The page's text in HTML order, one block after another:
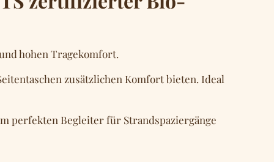
hohen Tragekomfort.
zusätzlichen Komfort bieten. Ideal
perfekten Begleiter für Strandspaziergänge